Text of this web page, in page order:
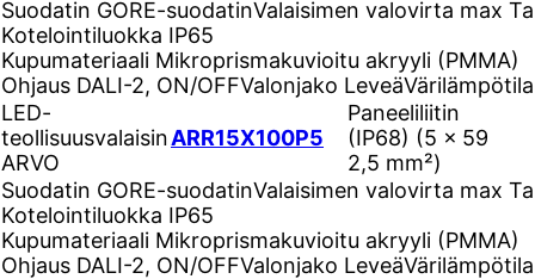
Suodatin GORE-suodatinValaisimen valovirta max
Kotelointiluokka IP65
Kupumateriaali Mikroprismakuvioitu akryyli (PMMA)
Ohjaus DALI-2, ON/OFFValonjako Leveä
LED-
teollisuusvalaisin
ARVO
ARR15X100P5
Paneeliliitin
(IP68) (5 ×
2,5 mm²)
59
Suodatin GORE-suodatinValaisimen valovirta max
Kotelointiluokka IP65
Kupumateriaali Mikroprismakuvioitu akryyli (PMMA)
Ohjaus DALI-2, ON/OFFValonjako Leveä